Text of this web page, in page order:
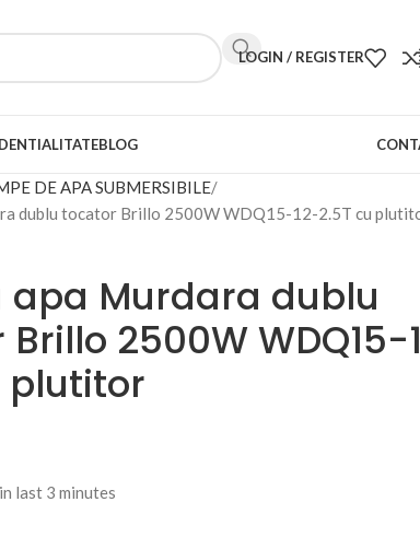
LOGIN / REGISTER
BLOG
DE APA SUBMERSIBILE
dublu tocator Brillo 2500W WDQ15-12-2.5T cu
apa Murdara dublu
2500W WDQ15-
plutitor
last 3 minutes